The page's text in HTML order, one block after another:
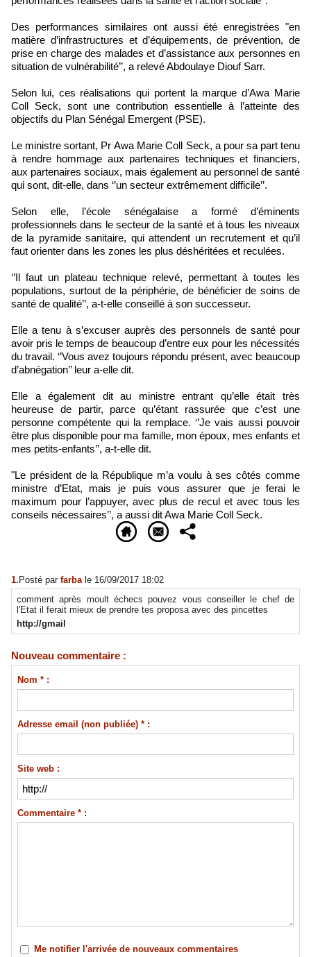
Des performances similaires ont aussi été enregistrées "en
matière d’infrastructures et d’équipements, de prévention, de
prise en charge des malades et d’assistance aux personnes en
situation de vulnérabilité’’, a relevé Abdoulaye Diouf Sarr.
Selon lui, ces réalisations qui portent la marque d’Awa Marie
Coll Seck, sont une contribution essentielle à l’atteinte des
objectifs du Plan Sénégal Emergent (PSE).
Le ministre sortant, Pr Awa Marie Coll Seck, a pour sa part tenu
à rendre hommage aux partenaires techniques et financiers,
aux partenaires sociaux, mais également au personnel de santé
qui sont, dit-elle, dans ‘’un secteur extrêmement difficile’’.
Selon elle, l’école sénégalaise a formé d’éminents
professionnels dans le secteur de la santé et à tous les niveaux
de la pyramide sanitaire, qui attendent un recrutement et qu’il
faut orienter dans les zones les plus déshéritées et reculées.
‘’Il faut un plateau technique relevé, permettant à toutes les
populations, surtout de la périphérie, de bénéficier de soins de
santé de qualité’’, a-t-elle conseillé à son successeur.
Elle a tenu à s’excuser auprès des personnels de santé pour
avoir pris le temps de beaucoup d’entre eux pour les nécessités
du travail. ‘’Vous avez toujours répondu présent, avec beaucoup
d’abnégation’’ leur a-elle dit.
Elle a également dit au ministre entrant qu’elle était très
heureuse de partir, parce qu’étant rassurée que c’est une
personne compétente qui la remplace. ‘’Je vais aussi pouvoir
être plus disponible pour ma famille, mon époux, mes enfants et
mes petits-enfants’’, a-t-elle dit.
"Le président de la République m’a voulu à ses côtés comme
ministre d’Etat, mais je puis vous assurer que je ferai le
maximum pour l’appuyer, avec plus de recul et avec tous les
conseils nécessaires’’, a aussi dit Awa Marie Coll Seck.
1. Posté par farba le 16/09/2017 18:02
comment après moult échecs pouvez vous conseiller le chef de
l'Etat il ferait mieux de prendre tes proposa avec des pincettes
http://gmail
Nouveau commentaire :
Nom * :
Adresse email (non publiée) * :
Site web :
Commentaire * :
Me notifier l'arrivée de nouveaux commentaires